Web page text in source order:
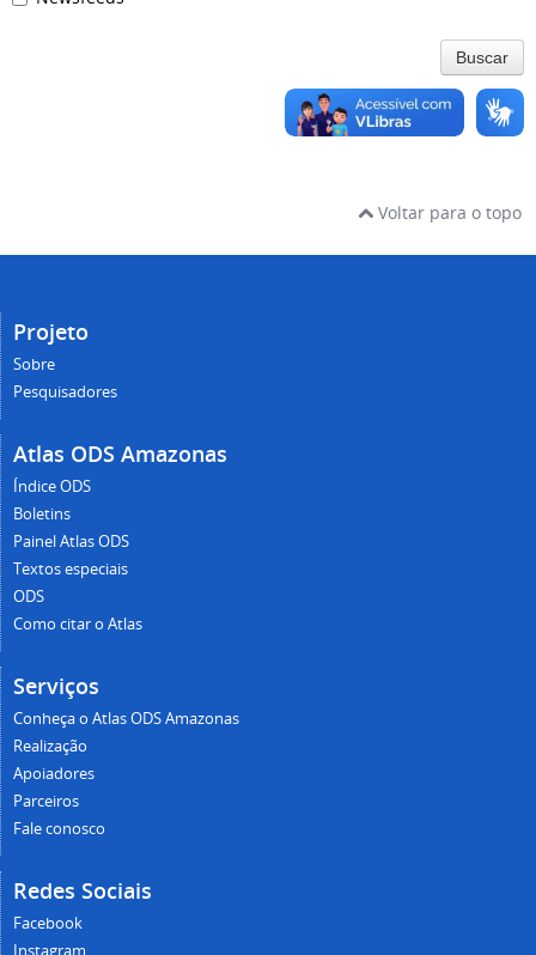
Buscar
Voltar para o topo
Projeto
Sobre
Pesquisadores
Atlas ODS Amazonas
Índice ODS
Boletins
Painel Atlas ODS
Textos especiais
ODS
Como citar o Atlas
Serviços
Conheça o Atlas ODS Amazonas
Realização
Apoiadores
Parceiros
Fale conosco
Redes Sociais
Facebook
Instagram